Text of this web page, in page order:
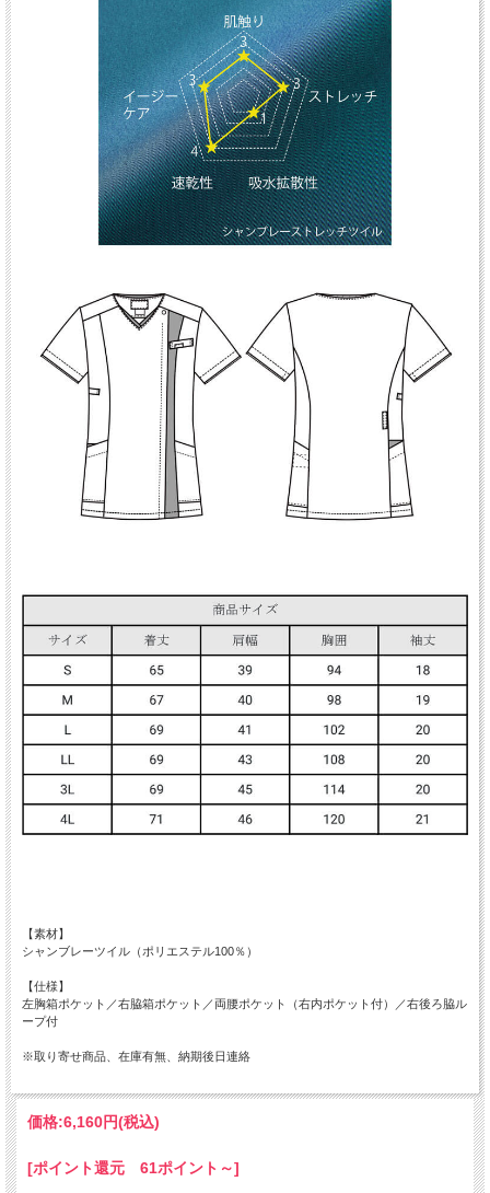
【素材】
シャンブレーツイル（ポリエステル100％）
【仕様】
左胸箱ポケット／右脇箱ポケット／両腰ポケット（右内ポケット付）／右後ろ脇ル
ープ付
※取り寄せ商品、在庫有無、納期後日連絡
価格:6,160円(税込)
[ポイント還元 61ポイント～]